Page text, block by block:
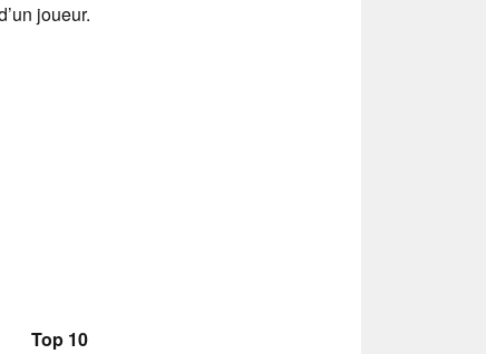
joueur.
Top 10